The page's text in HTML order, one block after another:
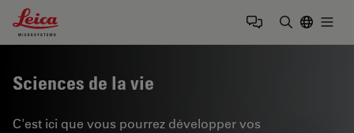
Leica Microsystems Logo
Sciences de la vie
C'est ici que vous pourrez développer vos